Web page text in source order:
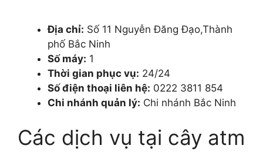
Địa chỉ: Số 11 Nguyễn Đăng Đạo,Thành
phố Bắc Ninh
Số máy: 1
Thời gian phục vụ: 24/24
Số điện thoại liên hệ: 0222 3811 854
Chi nhánh quản lý: Chi nhánh Bắc Ninh
Các dịch vụ tại cây atm